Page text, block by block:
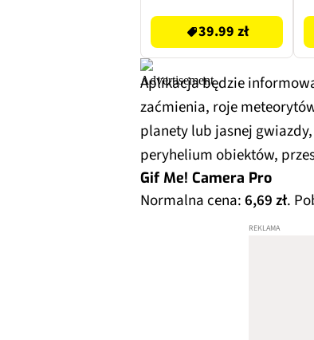
39.99 zł
Aplikacja będzie
zaćmienia, roje
planety lub jasnej
peryhelium obiektów,
Gif Me! Camera Pro
Normalna cena:6,69 zł.